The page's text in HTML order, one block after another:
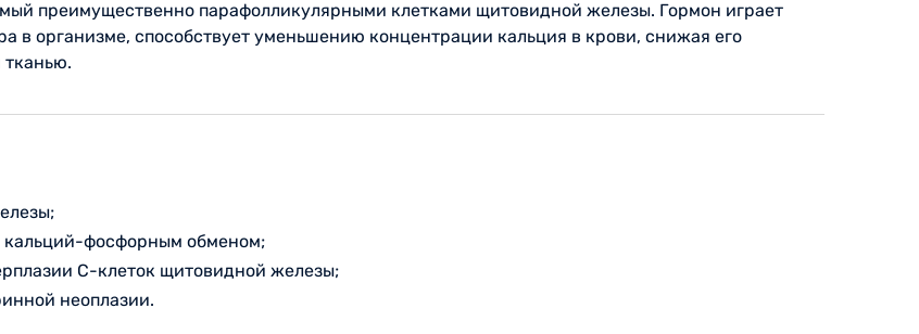
преимущественно парафолликулярными клетками щитовидной железы. Гормон играет
в организме, способствует уменьшению концентрации кальция в крови, снижая его
тканью.
кальций-фосфорным обменом;
С-клеток щитовидной железы;
неоплазии.